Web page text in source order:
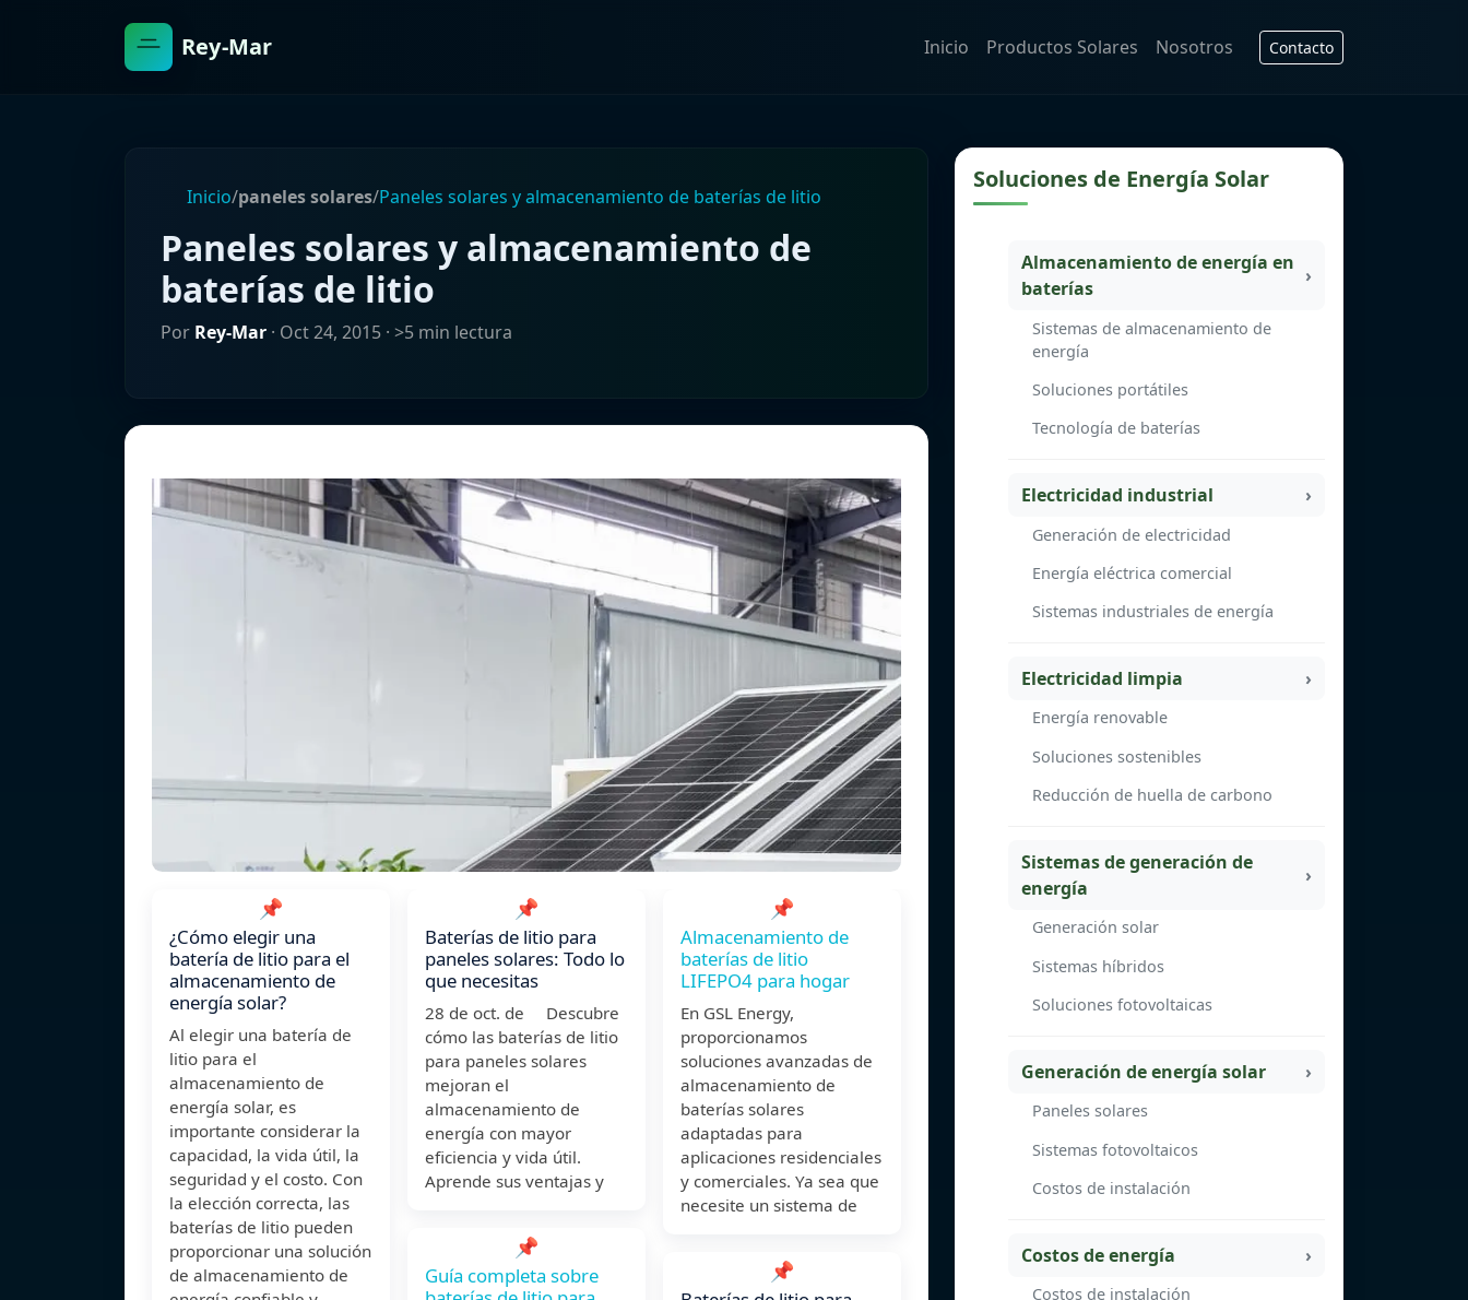
Rey-Mar Inicio Productos Solares Nosotros Contacto
Inicio/paneles solares/Paneles solares y almacenamiento de baterías de litio
Paneles solares y almacenamiento de
baterías de litio
Por Rey-Mar · Oct 24, 2015 · >5 min lectura
📌
¿Cómo elegir una
batería de litio para el
almacenamiento de
energía solar?
Al elegir una batería de
litio para el
almacenamiento de
energía solar, es
importante considerar la
capacidad, la vida útil, la
seguridad y el costo. Con
la elección correcta, las
baterías de litio pueden
proporcionar una solución
de almacenamiento de
📌
Baterías de litio para
paneles solares: Todo lo
que necesitas
28 de oct. de Descubre
cómo las baterías de litio
para paneles solares
mejoran el
almacenamiento de
energía con mayor
eficiencia y vida útil.
Aprende sus ventajas y
📌
Guía completa sobre
📌
Almacenamiento de
baterías de litio
LIFEPO4 para hogar
En GSL Energy,
proporcionamos
soluciones avanzadas de
almacenamiento de
baterías solares
adaptadas para
aplicaciones residenciales
y comerciales. Ya sea que
necesite un sistema de
📌
Soluciones de Energía Solar
Almacenamiento de energía en
baterías
Sistemas de almacenamiento de
energía
Soluciones portátiles
Tecnología de baterías
Electricidad industrial
Generación de electricidad
Energía eléctrica comercial
Sistemas industriales de energía
Electricidad limpia
Energía renovable
Soluciones sostenibles
Reducción de huella de carbono
Sistemas de generación de
energía
Generación solar
Sistemas híbridos
Soluciones fotovoltaicas
Generación de energía solar
Paneles solares
Sistemas fotovoltaicos
Costos de instalación
Costos de energía
Costos de instalación